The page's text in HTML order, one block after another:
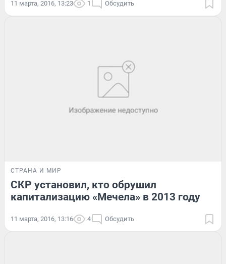
11 марта, 2016, 13:23 1 Обсудить
СТРАНА И МИР
СКР установил, кто обрушил
капитализацию «Мечела» в 2013 году
11 марта, 2016, 13:16 4 Обсудить